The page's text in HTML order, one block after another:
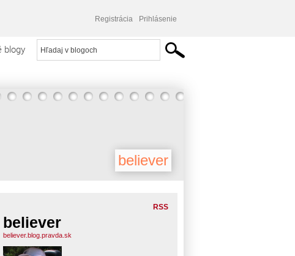
Registrácia Prihlásenie
blogy
believer
RSS
believer
believer.blog.pravda.sk